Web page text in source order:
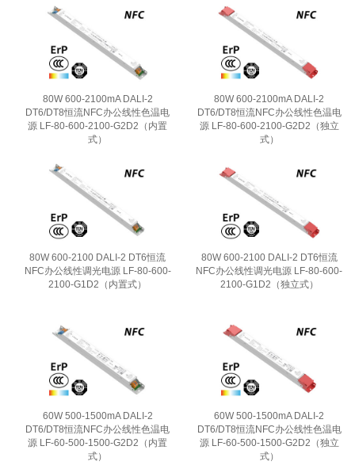
80W 600-2100mA DALI-2
DT6/DT8恒流NFC办公线性色温电
源 LF-80-600-2100-G2D2（内置
式）
80W 600-2100mA DALI-2
DT6/DT8恒流NFC办公线性色温电
源 LF-80-600-2100-G2D2（独立
式）
80W 600-2100 DALI-2 DT6恒流
NFC办公线性调光电源 LF-80-600-
2100-G1D2（内置式）
80W 600-2100 DALI-2 DT6恒流
NFC办公线性调光电源 LF-80-600-
2100-G1D2（独立式）
60W 500-1500mA DALI-2
DT6/DT8恒流NFC办公线性色温电
源 LF-60-500-1500-G2D2（内置
式）
60W 500-1500mA DALI-2
DT6/DT8恒流NFC办公线性色温电
源 LF-60-500-1500-G2D2（独立
式）